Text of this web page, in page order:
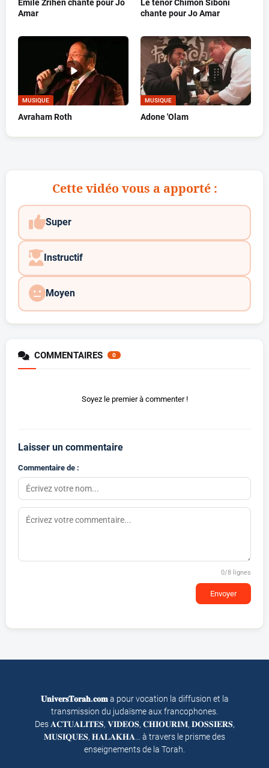
Emile Zrihen chante pour Jo
Amar
Le ténor Chimon Siboni
chante pour Jo Amar
MUSIQUE
Avraham Roth
MUSIQUE
Adone 'Olam
Cette vidéo vous a apporté :
Super
Instructif
Moyen
COMMENTAIRES 0
Soyez le premier à commenter !
Laisser un commentaire
Commentaire de :
0/8 lignes
Envoyer
𝐔𝐧𝐢𝐯𝐞𝐫𝐬𝐓𝐨𝐫𝐚𝐡.𝐜𝐨𝐦a pour vocation la diffusion et la
transmission du judaïsme aux francophones.
Des 𝐀𝐂𝐓𝐔𝐀𝐋𝐈𝐓𝐄𝐒, 𝐕𝐈𝐃𝐄𝐎𝐒, 𝐂𝐇𝐈𝐎𝐔𝐑𝐈𝐌, 𝐃𝐎𝐒𝐒𝐈𝐄𝐑𝐒,
𝐌𝐔𝐒𝐈𝐐𝐔𝐄𝐒, 𝐇𝐀𝐋𝐀𝐊𝐇𝐀… à travers le prisme des
enseignements de la Torah.